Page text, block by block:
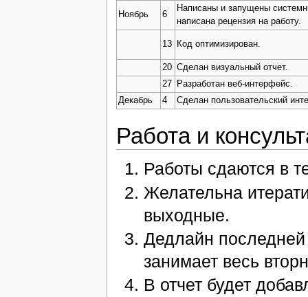
Ноябрь 6
Написаны и запущены
написана рецензия на работу.
13 Код оптимизирован.
20 Сделан визуальный отчет.
27
Разработан веб-интерфейс.
Декабрь
4 Сделан пользовательский
Работа и
Работы сдаются в
Желательна
выходные.
Дедлайн последней
занимает весь
В отчет будет